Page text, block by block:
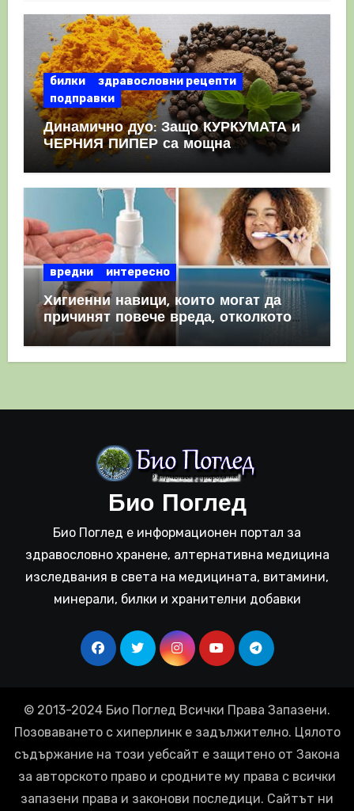
КРЪВНИ съсиреци
билки
здравословни рецепти
подправки
Динамично дуо: Защо КУРКУМАТА и
ЧЕРНИЯ ПИПЕР са мощна
комбинация
вредни интересно
Хигиенни навици, които могат да
причинят повече вреда, отколкото
полза
Био Поглед
Био Поглед е информационен портал за
здравословно хранене, алтернативна медицина
изследвания в света на медицината, витамини,
минерали, билки и хранителни добавки
© 2013-2024 Био Поглед Всички Права Запазени.
Позоваването с хиперлинк е задължително. Цялото
съдържание на този уебсайт е защитено от Закона
за авторското право и сродните му права с всички
запазени права и законови последици. Сайтът ни